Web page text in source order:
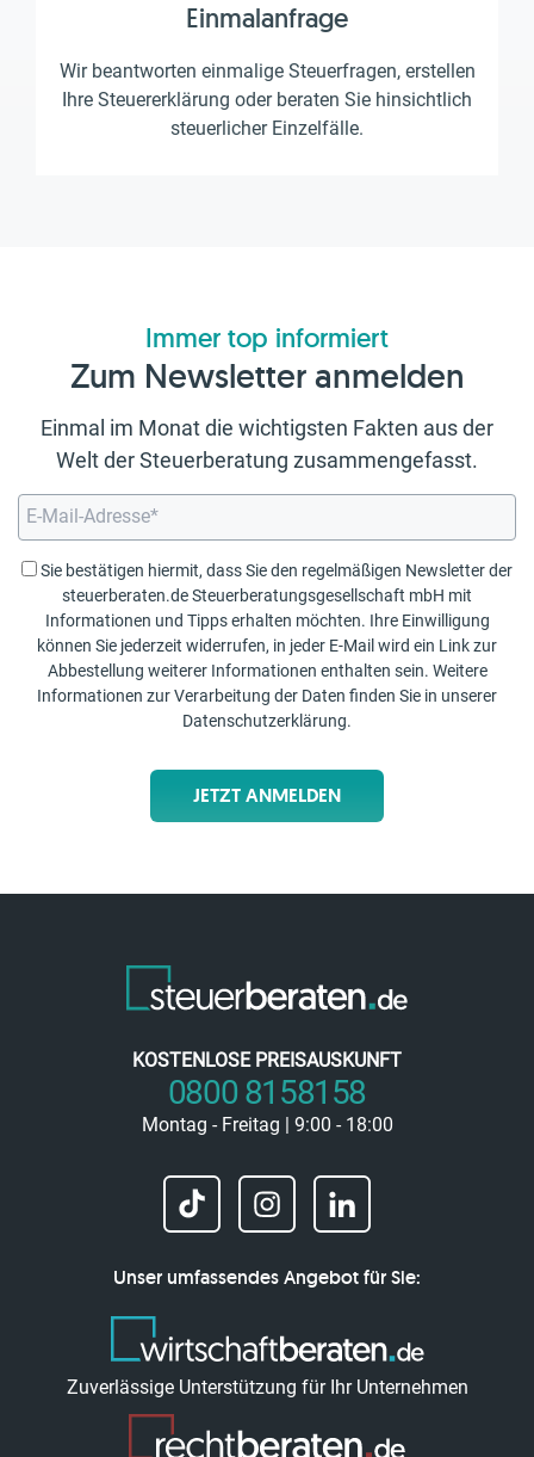
Einmalanfrage
Wir beantworten einmalige Steuerfragen, erstellen
Ihre Steuererklärung oder beraten Sie hinsichtlich
steuerlicher Einzelfälle.
Immer top informiert
Zum Newsletter anmelden
Einmal im Monat die wichtigsten Fakten aus der
Welt der Steuerberatung zusammengefasst.
Sie bestätigen hiermit, dass Sie den regelmäßigen Newsletter der
steuerberaten.de Steuerberatungsgesellschaft mbH mit
Informationen und Tipps erhalten möchten. Ihre Einwilligung
können Sie jederzeit widerrufen, in jeder E-Mail wird ein Link zur
Abbestellung weiterer Informationen enthalten sein. Weitere
Informationen zur Verarbeitung der Daten finden Sie in unserer
Datenschutzerklärung.
JETZT ANMELDEN
KOSTENLOSE PREISAUSKUNFT
0800 8158158
Montag - Freitag | 9:00 - 18:00
Unser umfassendes Angebot für Sie:
Zuverlässige Unterstützung für Ihr Unternehmen